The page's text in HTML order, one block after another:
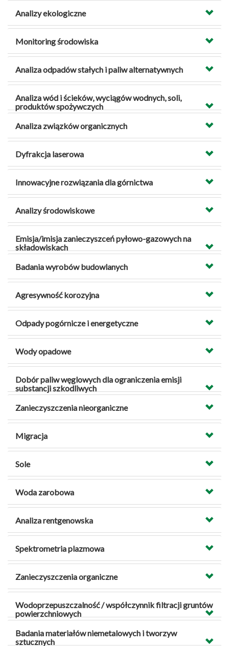
Analizy ekologiczne
Monitoring środowiska
Analiza odpadów stałych i paliw alternatywnych
Analiza wód i ścieków, wyciągów wodnych, soli,
produktów spożywczych
Analiza związków organicznych
Dyfrakcja laserowa
Innowacyjne rozwiązania dla górnictwa
Analizy środowiskowe
Emisja/imisja zanieczyszceń pyłowo-gazowych na
składowiskach
Badania wyrobów budowlanych
Agresywność korozyjna
Odpady pogórnicze i energetyczne
Wody opadowe
Dobór paliw węglowych dla ograniczenia emisji
substancji szkodliwych
Zanieczyszczenia nieorganiczne
Migracja
Sole
Woda zarobowa
Analiza rentgenowska
Spektrometria plazmowa
Zanieczyszczenia organiczne
Wodoprzepuszczalność / współczynnik filtracji gruntów
powierzchniowych
Badania materiałów niemetalowych i tworzyw
sztucznych